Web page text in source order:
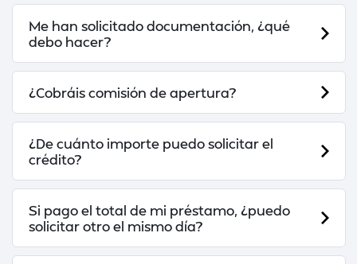
Me han solicitado documentación, ¿qué
debo hacer?
¿Cobráis comisión de apertura?
¿De cuánto importe puedo solicitar el
crédito?
Si pago el total de mi préstamo, ¿puedo
solicitar otro el mismo día?